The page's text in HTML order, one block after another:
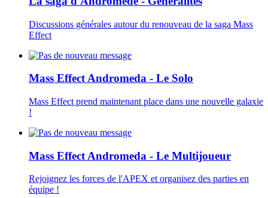
Discussions générales autour du renouveau de la saga Mass
Effect
Mass Effect Andromeda - Le Solo
Mass Effect prend maintenant place dans une nouvelle galaxie
!
Mass Effect Andromeda - Le Multijoueur
Rejoignez les forces de l'APEX et organisez des parties en
équipe !